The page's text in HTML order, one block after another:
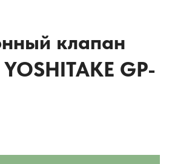
клапан
GP-